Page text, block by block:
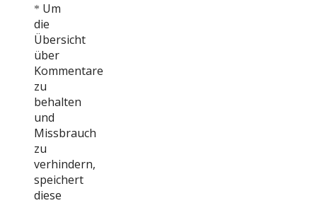
* Um
die
Übersicht
über
Kommentare
zu
behalten
und
Missbrauch
zu
verhindern,
speichert
diese